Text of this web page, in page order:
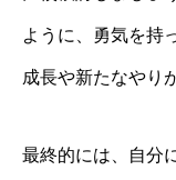
ように、勇気を持
成長や新たなやり
最終的には、自分